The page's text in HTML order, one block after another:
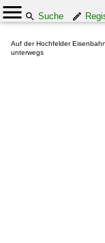
Suche
Auf der Hochfelder
unterwegs